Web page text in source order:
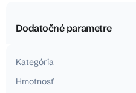
Dodatočné parametre
Kategória
Hmotnosť